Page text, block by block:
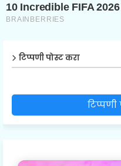
टिप्पणी पोस्ट करा